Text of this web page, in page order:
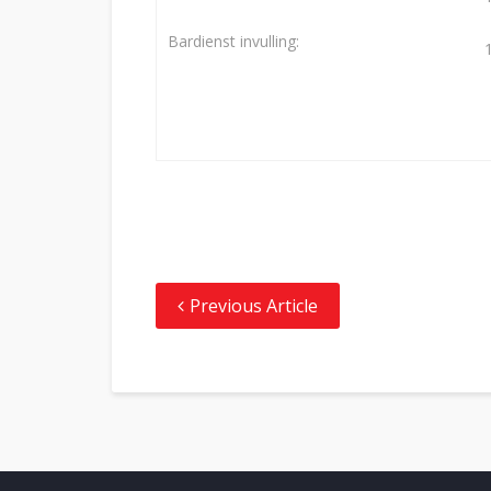
Bardienst invulling:
Previous Article